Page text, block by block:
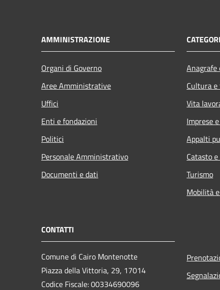
AMMINISTRAZIONE
Organi di Governo
Aree Amministrative
Uffici
Enti e fondazioni
Politici
Personale Amministrativo
Documenti e dati
Cultura
Vita
Imprese
Appalti
Catasto
Turismo
Mobilità
CONTATTI
Comune di Cairo Montenotte
Piazza della Vittoria, 29, 17014
Codice Fiscale: 00334690096